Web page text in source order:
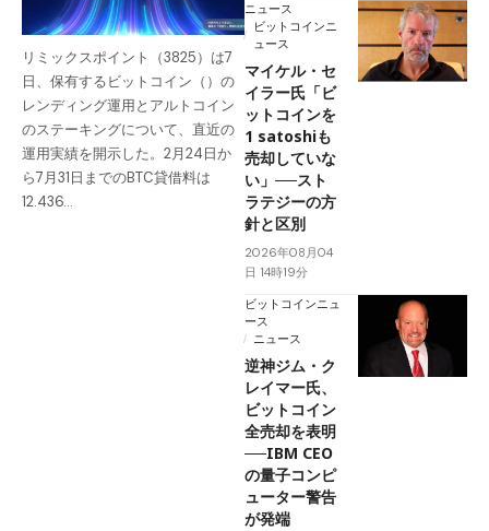
リミックスポイント（3825）は7
日、保有するビットコイン（）の
レンディング運用とアルトコイン
のステーキングについて、直近の
運用実績を開示した。2月24日か
ら7月31日までのBTC貸借料は
12.436…
ニュース
ビットコインニ
ュース
マイケル・セ
イラー氏「ビ
ットコインを
1 satoshiも
売却していな
い」──スト
ラテジーの方
針と区別
2026年08月04
日 14時19分
ビットコインニュ
ース
ニュース
逆神ジム・ク
レイマー氏、
ビットコイン
全売却を表明
──IBM CEO
の量子コンピ
ューター警告
が発端